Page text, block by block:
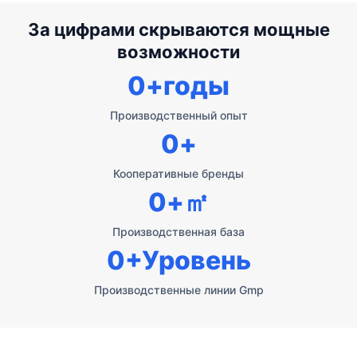
За цифрами скрываются мощные
возможности
Производственный опыт
0+годы
Кооперативные бренды
0+
Производственная база
0+㎡
Производственные линии Gmp
0+Уровень